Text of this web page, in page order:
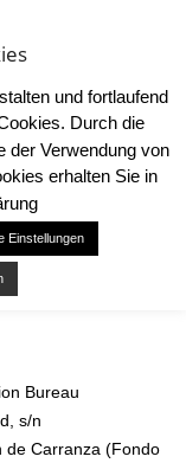
in
Bureau
s/n
de Carranza (Fondo
und fortlaufend
Durch die
der Verwendung von
erhalten Sie in
Einstellungen